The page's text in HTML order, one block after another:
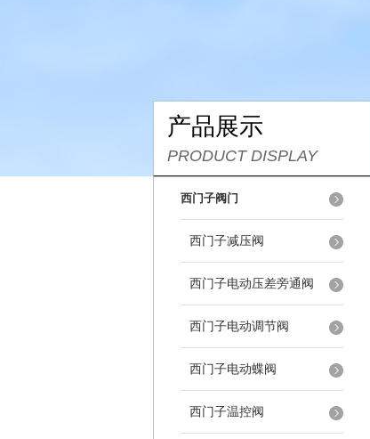
产品展示
PRODUCT DISPLAY
西门子阀门
西门子减压阀
西门子电动压差旁通阀
西门子电动调节阀
西门子电动蝶阀
西门子温控阀